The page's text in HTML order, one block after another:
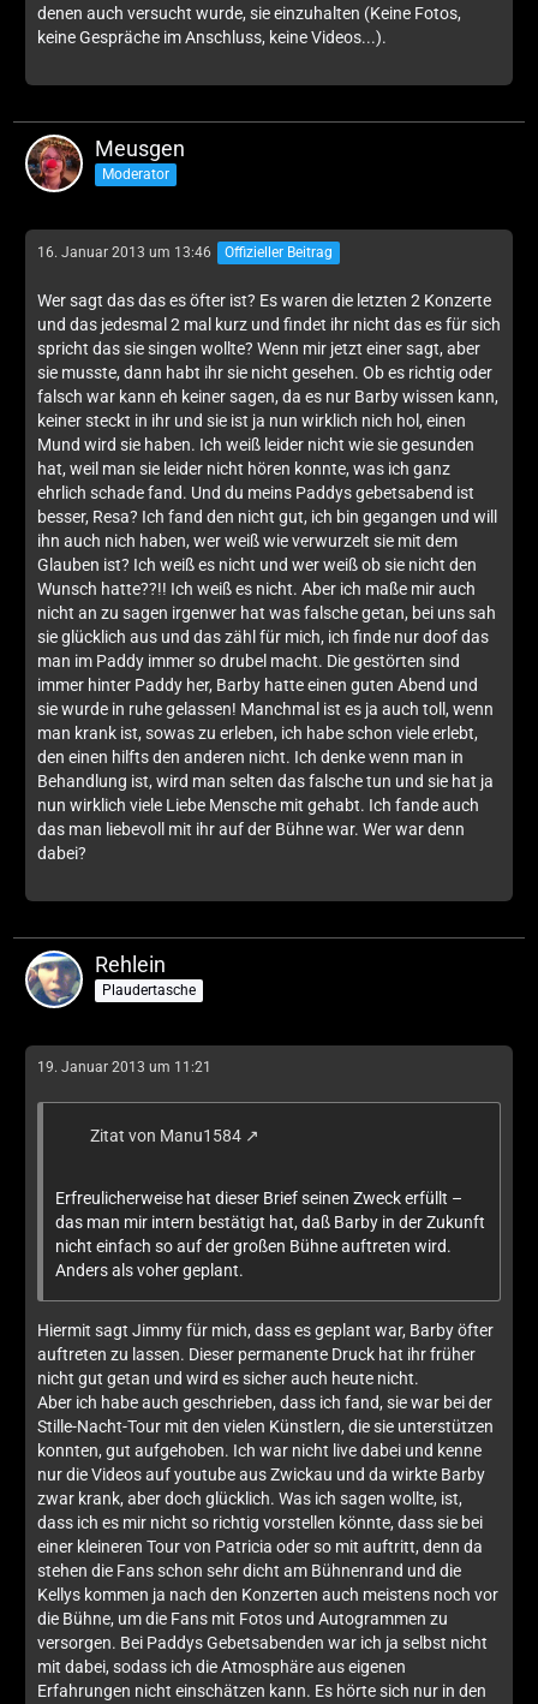
denen auch versucht wurde, sie einzuhalten (Keine Fotos,
keine Gespräche im Anschluss, keine Videos...).
Meusgen
Moderator
16. Januar 2013 um 13:46 Offizieller Beitrag
Wer sagt das das es öfter ist? Es waren die letzten 2 Konzerte
und das jedesmal 2 mal kurz und findet ihr nicht das es für sich
spricht das sie singen wollte? Wenn mir jetzt einer sagt, aber
sie musste, dann habt ihr sie nicht gesehen. Ob es richtig oder
falsch war kann eh keiner sagen, da es nur Barby wissen kann,
keiner steckt in ihr und sie ist ja nun wirklich nich hol, einen
Mund wird sie haben. Ich weiß leider nicht wie sie gesunden
hat, weil man sie leider nicht hören konnte, was ich ganz
ehrlich schade fand. Und du meins Paddys gebetsabend ist
besser, Resa? Ich fand den nicht gut, ich bin gegangen und will
ihn auch nich haben, wer weiß wie verwurzelt sie mit dem
Glauben ist? Ich weiß es nicht und wer weiß ob sie nicht den
Wunsch hatte??!! Ich weiß es nicht. Aber ich maße mir auch
nicht an zu sagen irgenwer hat was falsche getan, bei uns sah
sie glücklich aus und das zähl für mich, ich finde nur doof das
man im Paddy immer so drubel macht. Die gestörten sind
immer hinter Paddy her, Barby hatte einen guten Abend und
sie wurde in ruhe gelassen! Manchmal ist es ja auch toll, wenn
man krank ist, sowas zu erleben, ich habe schon viele erlebt,
den einen hilfts den anderen nicht. Ich denke wenn man in
Behandlung ist, wird man selten das falsche tun und sie hat ja
nun wirklich viele Liebe Mensche mit gehabt. Ich fande auch
das man liebevoll mit ihr auf der Bühne war. Wer war denn
dabei?
Rehlein
Plaudertasche
19. Januar 2013 um 11:21
Zitat von Manu1584
Erfreulicherweise hat dieser Brief seinen Zweck erfüllt –
das man mir intern bestätigt hat, daß Barby in der Zukunft
nicht einfach so auf der großen Bühne auftreten wird.
Anders als voher geplant.
Hiermit sagt Jimmy für mich, dass es geplant war, Barby öfter
auftreten zu lassen. Dieser permanente Druck hat ihr früher
nicht gut getan und wird es sicher auch heute nicht.
Aber ich habe auch geschrieben, dass ich fand, sie war bei der
Stille-Nacht-Tour mit den vielen Künstlern, die sie unterstützen
konnten, gut aufgehoben. Ich war nicht live dabei und kenne
nur die Videos auf youtube aus Zwickau und da wirkte Barby
zwar krank, aber doch glücklich. Was ich sagen wollte, ist,
dass ich es mir nicht so richtig vorstellen könnte, dass sie bei
einer kleineren Tour von Patricia oder so mit auftritt, denn da
stehen die Fans schon sehr dicht am Bühnenrand und die
Kellys kommen ja nach den Konzerten auch meistens noch vor
die Bühne, um die Fans mit Fotos und Autogrammen zu
versorgen. Bei Paddys Gebetsabenden war ich ja selbst nicht
mit dabei, sodass ich die Atmosphäre aus eigenen
Erfahrungen nicht einschätzen kann. Es hörte sich nur in den